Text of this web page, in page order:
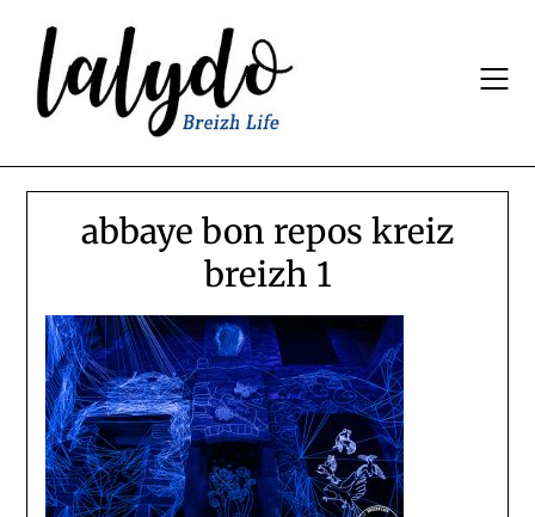
content
abbaye bon repos kreiz
breizh 1